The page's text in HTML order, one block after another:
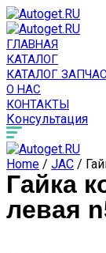
ГЛАВНАЯ
КАТАЛОГ
КАТАЛОГ
О НАС
КОНТАКТЫ
Консультация
Home / JAC /
Гайка
левая